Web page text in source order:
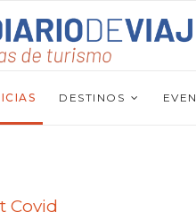
DESTINOS
Covid